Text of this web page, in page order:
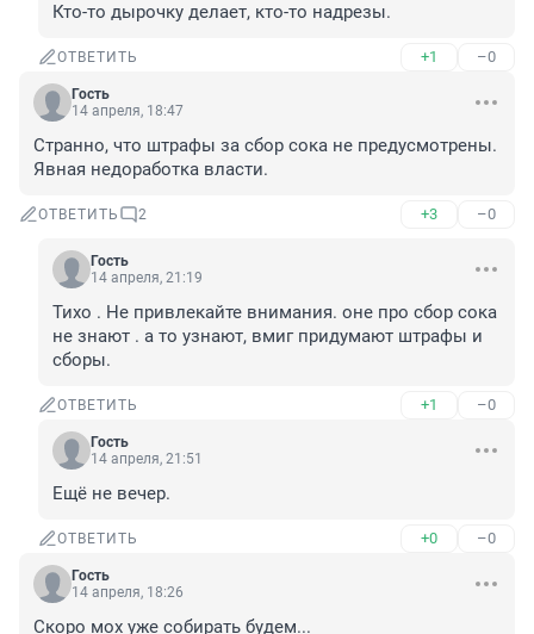
Кто-то дырочку делает, кто-то надрезы.
ОТВЕТИТЬ +1 –0
Гость
14 апреля, 18:47
Странно, что штрафы за сбор сока не предусмотрены.
Явная недоработка власти.
ОТВЕТИТЬ 2 +3 –0
Гость
14 апреля, 21:19
Тихо . Не привлекайте внимания. оне про сбор сока
не знают . а то узнают, вмиг придумают штрафы и
сборы.
ОТВЕТИТЬ +1 –0
Гость
14 апреля, 21:51
Ещё не вечер.
ОТВЕТИТЬ +0 –0
Гость
14 апреля, 18:26
Скоро мох уже собирать будем...